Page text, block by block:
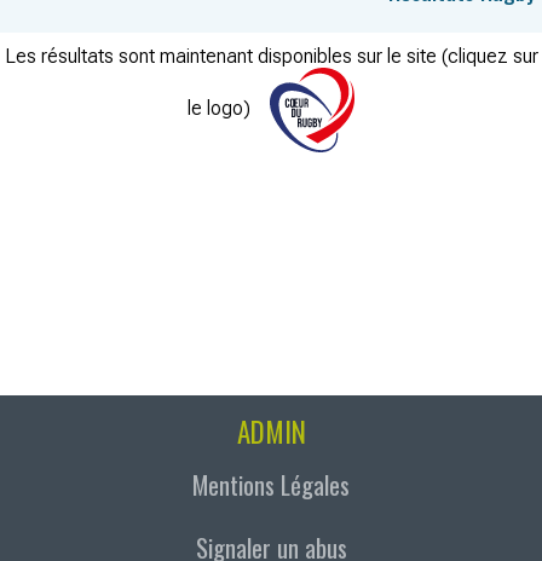
Les résultats sont maintenant disponibles sur le site (cliquez sur
le logo)
ADMIN
Mentions Légales
Signaler un abus